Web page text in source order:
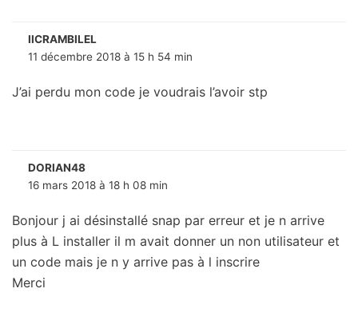
IICRAMBILEL
11 décembre 2018 à 15 h 54 min
J’ai perdu mon code je voudrais l’avoir stp
DORIAN48
16 mars 2018 à 18 h 08 min
Bonjour j ai désinstallé snap par erreur et je n arrive
plus à L installer il m avait donner un non utilisateur et
un code mais je n y arrive pas à l inscrire
Merci